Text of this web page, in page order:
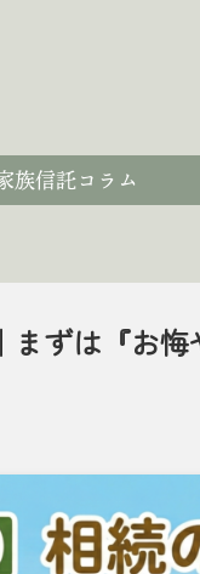
族信託コラム
まずは『お